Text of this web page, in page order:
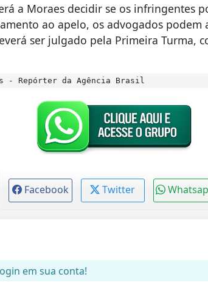
a Moraes decidir se os infringentes
ao apelo, os advogados podem
ser julgado pela Primeira Turma,
- Repórter da Agência Brasil
Facebook Twitter
em sua conta!